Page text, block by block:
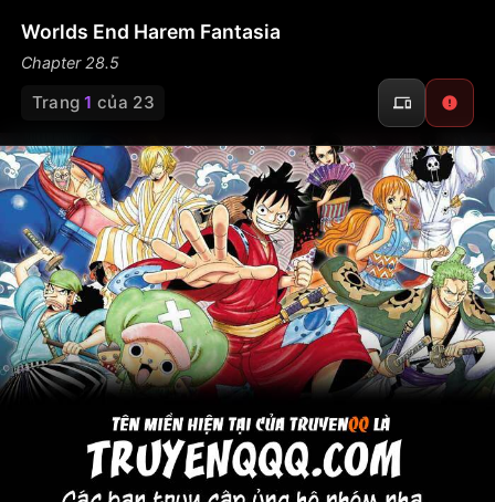
Worlds End Harem Fantasia
Chapter 28.5
Trang1 của 23